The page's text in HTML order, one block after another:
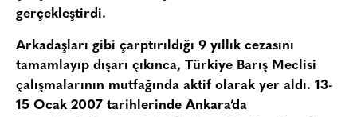
gerçekleştirdi.
Arkadaşları gibi çarptırıldığı 9 yıllık cezasını
tamamlayıp dışarı çıkınca, Türkiye Barış Meclisi
çalışmalarının mutfağında aktif olarak yer aldı. 13-
15 Ocak 2007 tarihlerinde Ankara’da